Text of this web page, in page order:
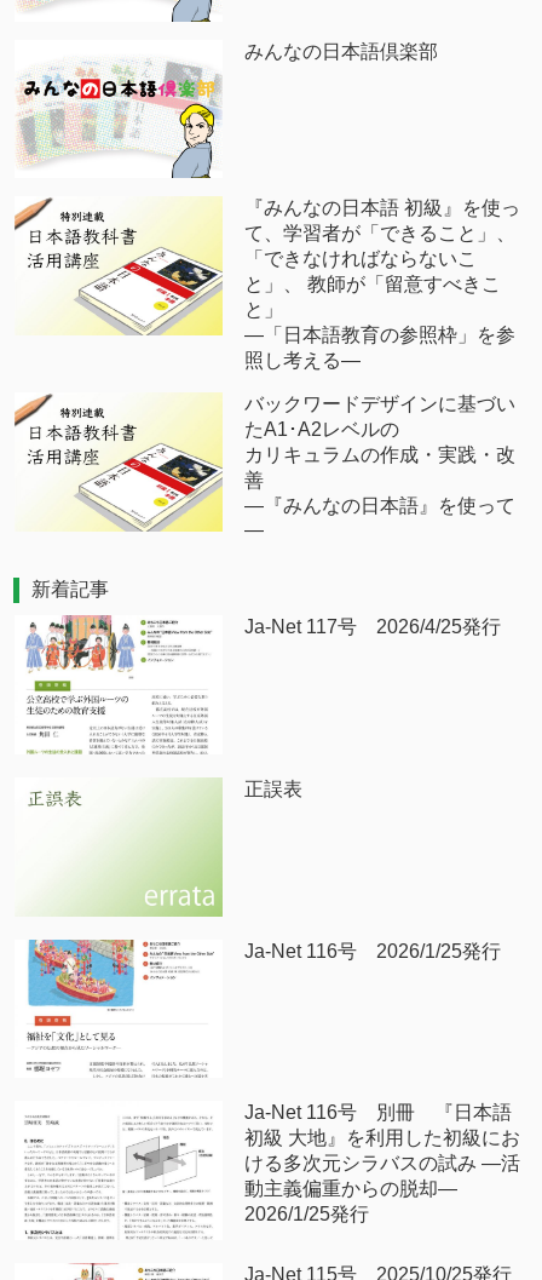
みんなの日本語倶楽部
『みんなの日本語 初級』を使っ
て、学習者が「できること」、
「できなければならないこ
と」、 教師が「留意すべきこ
と」
―「日本語教育の参照枠」を参
照し考える―
バックワードデザインに基づい
たA1･A2レベルの
カリキュラムの作成・実践・改
善
―『みんなの日本語』を使って
―
新着記事
Ja-Net 117号 2026/4/25発行
正誤表
Ja-Net 116号 2026/1/25発行
Ja-Net 116号 別冊 『日本語
初級 大地』を利用した初級にお
ける多次元シラバスの試み —活
動主義偏重からの脱却—
2026/1/25発行
Ja-Net 115号 2025/10/25発行